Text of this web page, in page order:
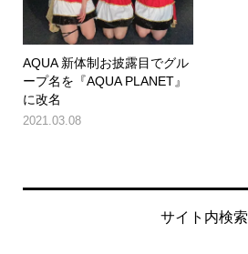
AQUA 新体制お披露目でグル
ープ名を『AQUA PLANET』
に改名
2021.03.08
サイト内検索